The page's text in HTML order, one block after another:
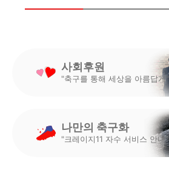
사회후원
"축구를 통해 세상을 아름답게"
나만의 축구화
"크레이지11 자수 서비스 안내"